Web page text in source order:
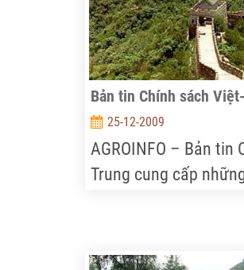
Bản tin Chính sách
25-12-2009
AGROINFO – Bản tin
Trung cung cấp
Quốc… về nông